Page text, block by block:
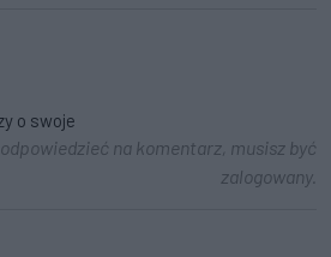
o swoje
odpowiedzieć na komentarz, musisz być
zalogowany.